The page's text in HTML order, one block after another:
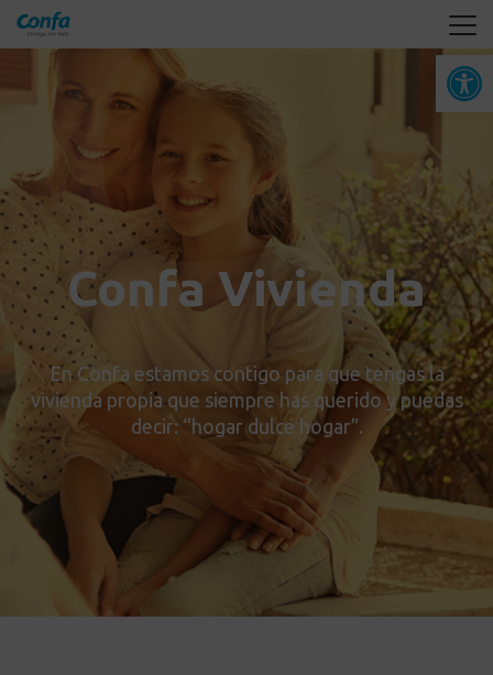
Abrir
Confa Vivienda
En Confa estamos contigo para que tengas la
vivienda propia que siempre has querido y puedas
decir: “hogar dulce hogar”.